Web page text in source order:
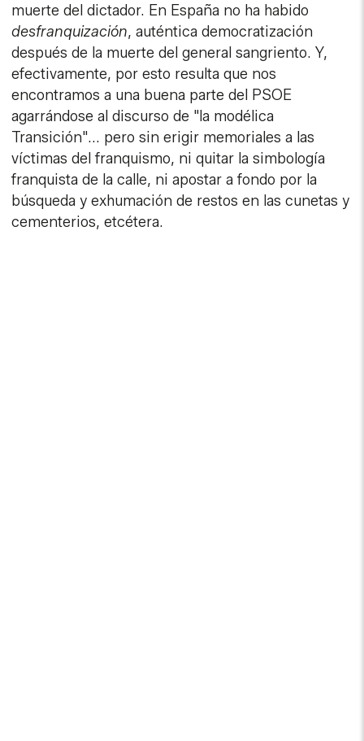
muerte del dictador. En España no ha habido
desfranquización, auténtica democratización
después de la muerte del general sangriento. Y,
efectivamente, por esto resulta que nos
encontramos a una buena parte del PSOE
agarrándose al discurso de "la modélica
Transición"... pero sin erigir memoriales a las
víctimas del franquismo, ni quitar la simbología
franquista de la calle, ni apostar a fondo por la
búsqueda y exhumación de restos en las cunetas y
cementerios, etcétera.